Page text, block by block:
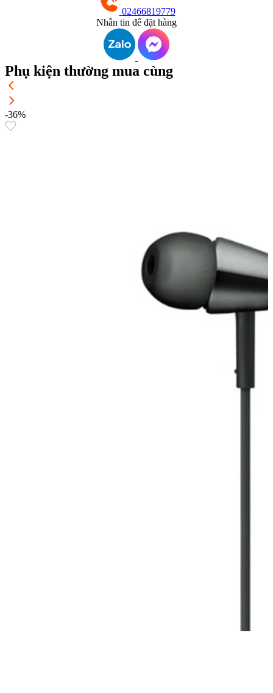
02466819779
Nhắn tin để đặt hàng
Phụ kiện thường mua cùng
-36%